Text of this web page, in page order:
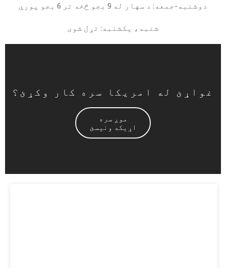
دوشنبه-جمعه: د سهار له 9 بجو څخه تر 6 بجو پورې
شنبه، یکشنبه: تړل شوی
غواړئ له امریکا سره کار وکړئ؟
موږ سره
اړیکه ونیسئ